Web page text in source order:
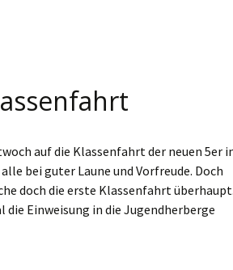
auf die Klassenfahrt der neuen 5er
bei guter Laune und Vorfreude. Doch
doch die erste Klassenfahrt
Einweisung in die Jugendherberge